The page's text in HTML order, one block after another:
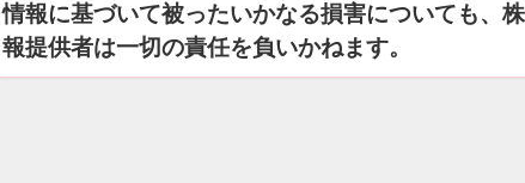
情報に基づいて被ったいかなる損害についても、
報提供者は一切の責任を負いかねます。